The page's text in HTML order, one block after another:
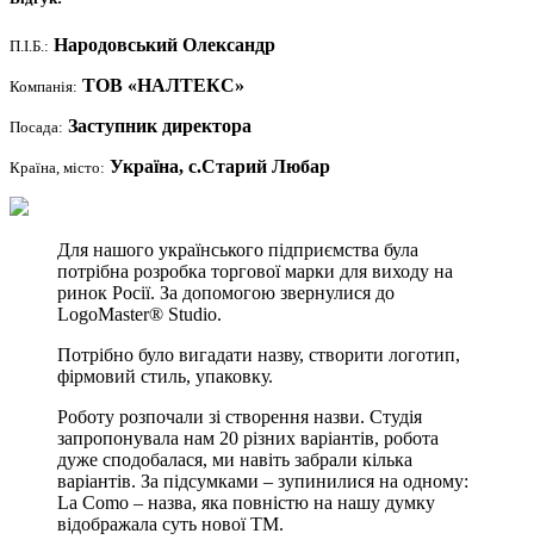
П.І.Б.: Народовський Олександр
Компанія: ТОВ «НАЛТЕКС»
Посада: Заступник директора
Країна, місто: Україна, с.Старий Любар
Для нашого українського підприємства була
потрібна розробка торгової марки для виходу на
ринок Росії. За допомогою звернулися до
LogoMaster® Studio.
Потрібно було вигадати назву, створити логотип,
фірмовий стиль, упаковку.
Роботу розпочали зі створення назви. Студія
запропонувала нам 20 різних варіантів, робота
дуже сподобалася, ми навіть забрали кілька
варіантів. За підсумками – зупинилися на одному:
La Como – назва, яка повністю на нашу думку
відображала суть нової ТМ.